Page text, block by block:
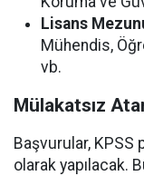
Lisans
Mühendis,
vb.
Mülakatsız
Başvurular, KPSS
olarak yapılacak.